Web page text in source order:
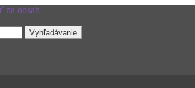
na obsah
Vyhľadávanie